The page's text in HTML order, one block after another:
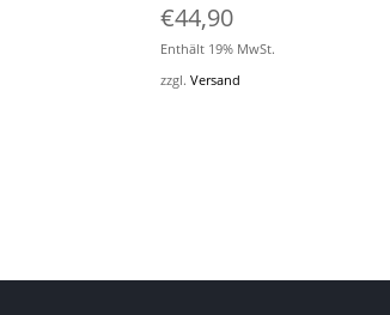
€44,90
Enthält 19% MwSt.
zzgl.Versand